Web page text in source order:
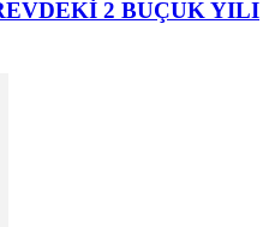
2 BUÇUK YILI